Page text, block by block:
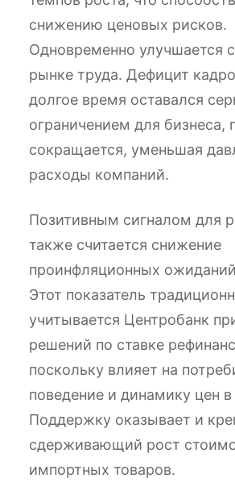
снижению ценовых рисков.
Одновременно улучшается
рынке труда. Дефицит
долгое время оставался
ограничением для бизнеса,
сокращается, уменьшая
расходы компаний.
Позитивным сигналом для
также считается снижение
проинфляционных
Этот показатель
учитывается Центробанк
решений по ставке
поскольку влияет на
поведение и динамику цен
Поддержку оказывает и
сдерживающий рост
импортных товаров.